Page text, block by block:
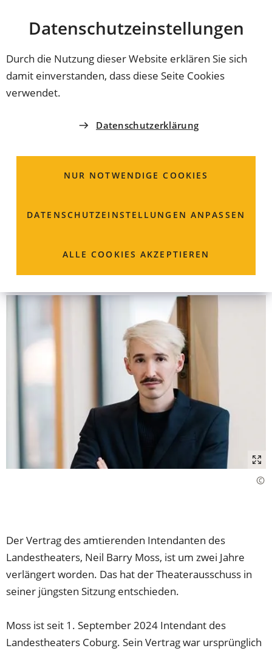
Datenschutz­einstellungen
Durch die Nutzung dieser Website erklären Sie sich
damit einverstanden, dass diese Seite Cookies
verwendet.
Datenschutzerklärung
NUR NOTWENDIGE COOKIES
DATENSCHUTZ­EINSTELLUNGEN ANPASSEN
ALLE COOKIES AKZEPTIEREN
INHALT ANSPRINGEN
Coburg
Intendant bis August
Kontinuität, Kreativität und das Jubiläumsjahr 2027.
Der Vertrag des amtierenden Intendanten des
Landestheaters, Neil Barry Moss, ist um zwei Jahre
verlängert worden. Das hat der Theaterausschuss in
seiner jüngsten Sitzung entschieden.
Moss ist seit 1. September 2024 Intendant des
Landestheaters Coburg. Sein Vertrag war ursprünglich